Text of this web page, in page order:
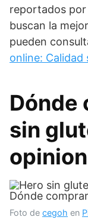
reportados por
buscan la
pueden
online:
Dónde
sin
Foto de cegoh en